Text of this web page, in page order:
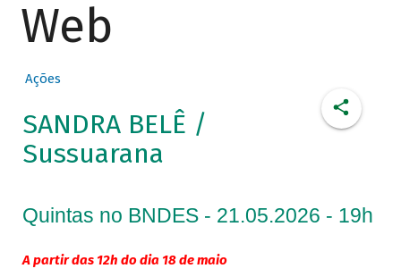
Web
Ações
SANDRA BELÊ /
Sussuarana
Quintas no BNDES - 21.05.2026 - 19h
A partir das 12h do dia 18 de maio